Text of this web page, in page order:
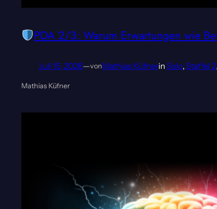
PDA 2/3: Warum Erwartungen wie
Juli 15, 2026—vonMathias Küfnerin Solo, Staffel 2
Mathias Küfner